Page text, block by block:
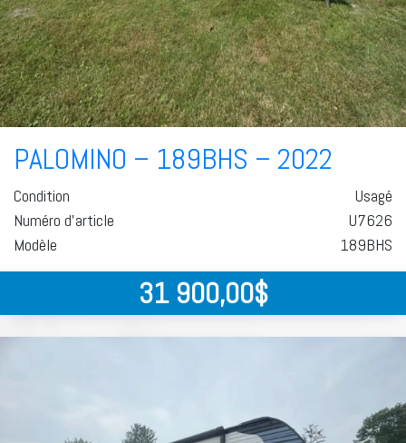
PALOMINO – 189BHS – 2022
Condition
Usagé
Numéro d'article
U7626
Modèle
189BHS
31 900,00$